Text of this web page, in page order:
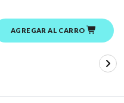
AGREGAR AL CARRO